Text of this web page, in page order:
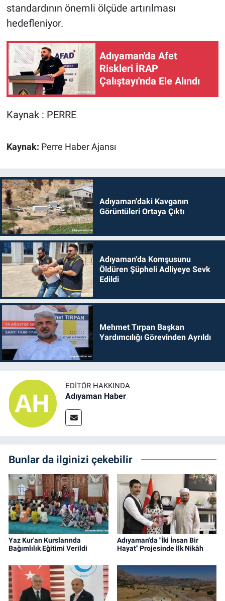
standardının önemli ölçüde artırılması
hedefleniyor.
Adıyaman'da Afet
Riskleri İRAP
Çalıştayı'nda Ele Alındı
Kaynak : PERRE
Kaynak: Perre Haber Ajansı
Adıyaman'daki Kavganın
Görüntüleri Ortaya Çıktı
Adıyaman'da Komşusunu
Öldüren Şüpheli Adliyeye Sevk
Edildi
Mehmet Tırpan Başkan
Yardımcılığı Görevinden Ayrıldı
EDITÖR HAKKINDA
Adıyaman Haber
Bunlar da ilginizi çekebilir
Yaz Kur'an Kurslarında
Bağımlılık Eğitimi Verildi
Adıyaman'da "İki İnsan Bir
Hayat" Projesinde İlk Nikâh